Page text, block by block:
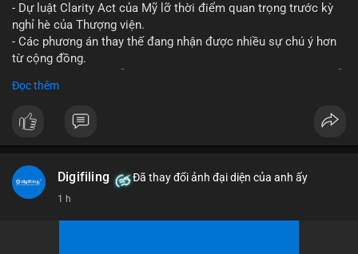
- Dự luật Clarity Act của Mỹ lỡ thời điểm quan trọng trước kỳ
nghỉ hè của Thượng viện.
- Các phương án thay thế đang nhận được nhiều sự chú ý hơn
từ cộng đồng.
về pháp lý.
#binancesquare
#vlikevn #titanbot
Đọc thêm
Digifiling Đã thay đổi ảnh đại diện của anh ấy
1 h